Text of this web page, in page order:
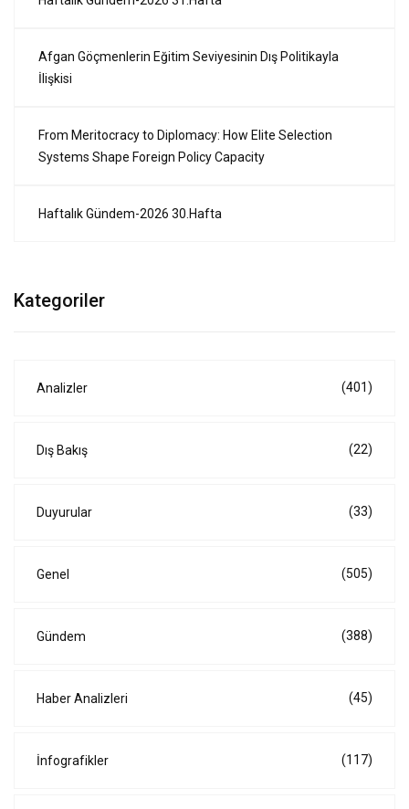
Afgan Göçmenlerin Eğitim Seviyesinin Dış Politikayla
İlişkisi
From Meritocracy to Diplomacy: How Elite Selection
Systems Shape Foreign Policy Capacity
Haftalık Gündem-2026 30.Hafta
Kategoriler
Analizler (401)
Dış Bakış (22)
Duyurular (33)
Genel (505)
Gündem (388)
Haber Analizleri (45)
İnfografikler (117)